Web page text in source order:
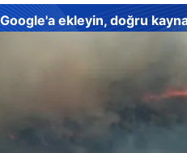
ekleyin, doğru